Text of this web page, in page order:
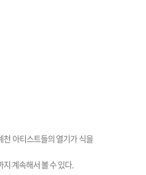
천 아티스트들의 열기가 식을
계속해서 볼 수 있다.